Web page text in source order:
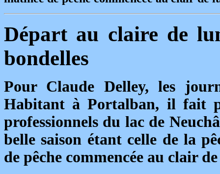
Départ au claire de
bondelles
Pour Claude Delley, les
Habitant à Portalban, il fait
professionnels du lac de
belle saison étant celle de la
de pêche commencée au clair